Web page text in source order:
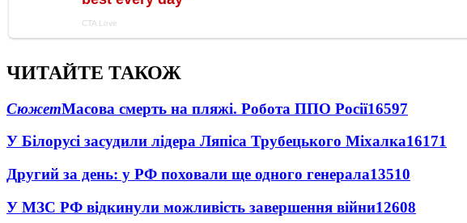
ЧИТАЙТЕ ТАКОЖ
СюжетМасова смерть на пляжі. Робота ППО Росії16597
У Білорусі засудили лідера Ляпіса Трубецького Міхалка16171
Другий за день: у РФ поховали ще одного генерала13510
У МЗС РФ відкинули можливість завершення війни12608